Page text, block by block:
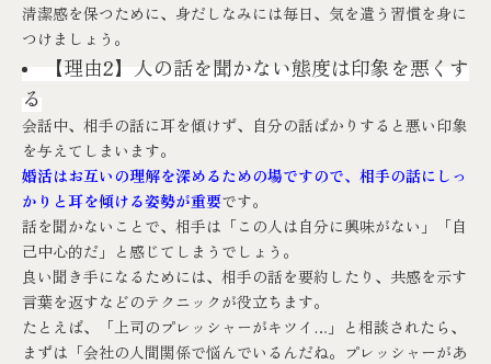
清潔感を保つために、身だしなみには毎日、気を遣う習慣を身に
つけましょう。
【理由2】人の話を聞かない態度は印象を悪くす
る
会話中、相手の話に耳を傾けず、自分の話ばかりすると悪い印象
を与えてしまいます。
婚活はお互いの理解を深めるための場ですので、相手の話にしっ
かりと耳を傾ける姿勢が重要です。
話を聞かないことで、相手は「この人は自分に興味がない」「自
己中心的だ」と感じてしまうでしょう。
良い聞き手になるためには、相手の話を要約したり、共感を示す
言葉を返すなどのテクニックが役立ちます。
たとえば、「上司のプレッシャーがキツイ…」と相談されたら、
まずは「会社の人間関係で悩んでいるんだね。プレッシャーがあ